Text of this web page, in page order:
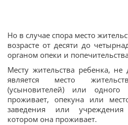
Но в случае спора место
возрасте от десяти до
органом опеки и
Месту жительства ребенка, не
является место
(усыновителей) или
проживает, опекуна или
заведения или
котором она проживает.